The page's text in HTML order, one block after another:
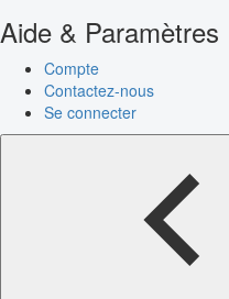
Aide & Paramètres
Compte
Contactez-nous
Se connecter